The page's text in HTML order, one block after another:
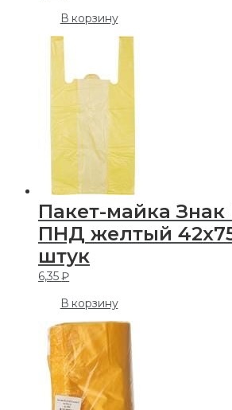
В корзину
Пакет-майка Знак
ПНД желтый
штук
6,35₽
В корзину